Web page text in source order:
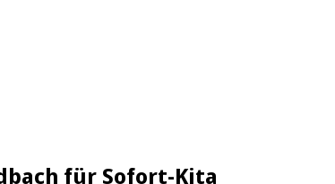
für Sofort-Kita